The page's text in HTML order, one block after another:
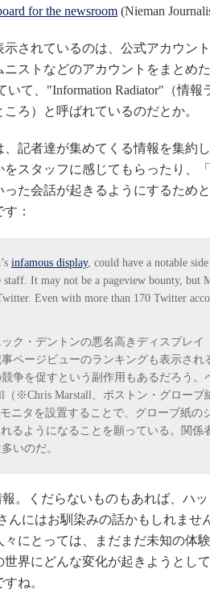
for the newsroom (Nieman
されているのは、公式アカウン
ストなどのアカウントをまとめ
いて、"Information Radiator"（情報
ろ）と呼ばれているのだとか。
記者達が集めてくる情報を集約
スタッフに感じてもらったり、
た会話が起きるようにするため
：
infamous display, could have a notable
It may not be a pageview bounty, but
Even with more than 170 Twitter
ク・デントンの悪名高きディスプレイ
ページビューのランキングも表示され
争を促すという副作用もあるだろう。
（※Chris Marstall、ボストン・グローブ
ニタを設置することで、グローブ紙の
るようになることを願っている。関係
いのだ。
。くだらないものもあれば、ハ
にはお馴染みの話かもしれませ
にとっては、まだまだ未知の体
界にどんな変化が起きようとし
ね。